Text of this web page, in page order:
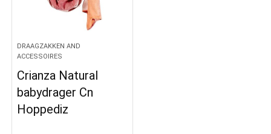
DRAAGZAKKEN AND
ACCESSOIRES
Crianza Natural
babydrager Cn
Hoppediz